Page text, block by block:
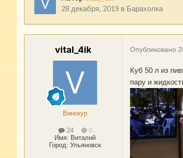
28 декабря, 2019в Барахолка
vital_4ik
Винокур
24
0
Имя: Виталий
Город:Ульяновск
Опубликовано
Куб 50 л из
пару и